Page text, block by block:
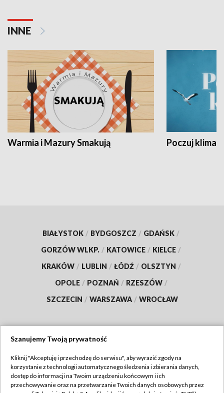
INNE
Warmia i Mazury Smakują Poczuj klimat
BIAŁYSTOK / BYDGOSZCZ / GDAŃSK /
GORZÓW WLKP. / KATOWICE / KIELCE /
KRAKÓW / LUBLIN / ŁÓDŹ / OLSZTYN /
OPOLE / POZNAŃ / RZESZÓW /
SZCZECIN / WARSZAWA / WROCŁAW
TVP
Abonament TVP
Regulamin TVP
Szanujemy Twoją prywatność
Kliknij "Akceptuję i przechodzę do serwisu", aby wyrazić zgody na
korzystanie z technologii automatycznego śledzenia i zbierania danych,
dostęp do informacji na Twoim urządzeniu końcowym i ich
przechowywanie oraz na przetwarzanie Twoich danych osobowych przez